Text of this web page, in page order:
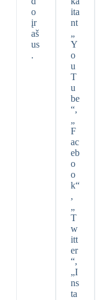
o
įr
aš
us
.
ita
nt
„
Y
o
u
T
u
be
“,
„
F
ac
eb
o
o
k“
,
„
T
w
itt
er
“,
„I
ns
ta